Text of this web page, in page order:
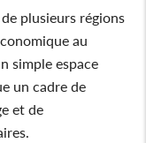
plusieurs régions
au
simple espace
un cadre de
et de